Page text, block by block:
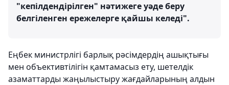
"кепілдендірілген" нәтижеге уәде беру
белгіленген ережелерге қайшы келеді".
Еңбек министрлігі барлық рәсімдердің ашықтығы
мен объективтілігін қамтамасыз ету, шетелдік
азаматтарды жаңылыстыру жағдайларының алдын